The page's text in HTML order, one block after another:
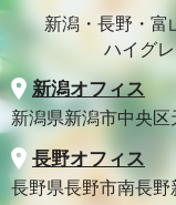
新潟・長野・富
ハイグ
新潟オフィス
新潟県新潟市中央
長野オフィス
長野県長野市南長野